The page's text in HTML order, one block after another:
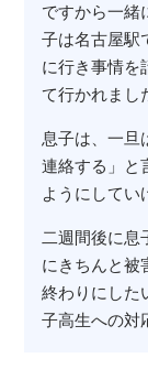
ですから一緒
子は名古屋駅
に行き事情を
て行かれまし
息子は、一旦
連絡する」と
ようにしてい
二週間後に息
にきちんと被
終わりにした
子高生への対